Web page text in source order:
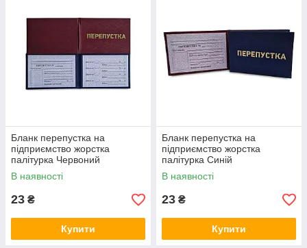
Відповідність вимогам законодавства.
Доступні ціни, можливість оптових замовлень.
Зручні формати та готові рішення для бізнесу.
Бланк перепустка на
підприємство жорстка
палітурка Червоний
В наявності
23 ₴
Купити
Бланк перепустка на
підприємство жорстка
палітурка Синій
В наявності
23 ₴
Купити